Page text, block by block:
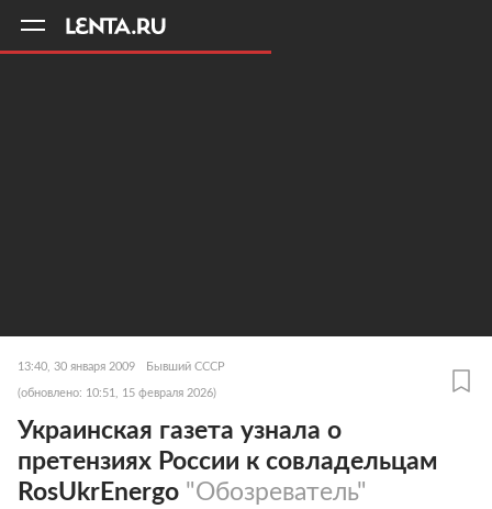
13:40, 30 января 2009 Бывший СССР
(обновлено: 10:51, 15 февраля 2026)
Украинская газета узнала о
претензиях России к совладельцам
RosUkrEnergo "Обозреватель"